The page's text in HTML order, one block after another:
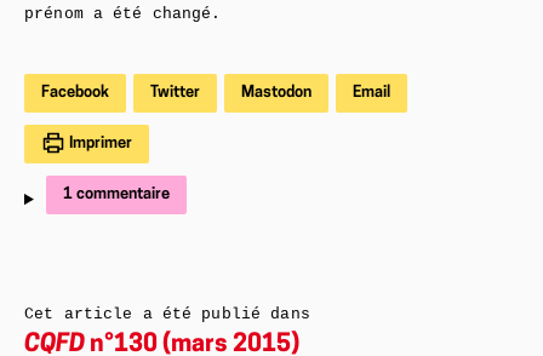
prénom a été changé.
Facebook Twitter Mastodon Email
Imprimer
1 commentaire
Cet article a été publié dans
CQFD n°130 (mars 2015)